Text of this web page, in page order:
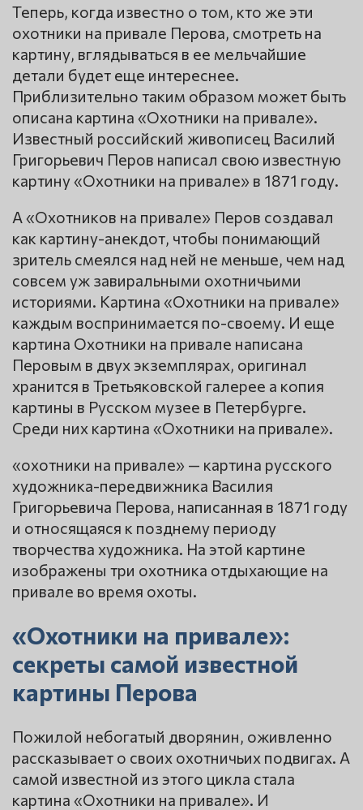
Теперь, когда известно о том, кто же эти
охотники на привале Перова, смотреть на
картину, вглядываться в ее мельчайшие
детали будет еще интереснее.
Приблизительно таким образом может быть
описана картина «Охотники на привале».
Известный российский живописец Василий
Григорьевич Перов написал свою известную
картину «Охотники на привале» в 1871 году.
А «Охотников на привале» Перов создавал
как картину-анекдот, чтобы понимающий
зритель смеялся над ней не меньше, чем над
совсем уж завиральными охотничьими
историями. Картина «Охотники на привале»
каждым воспринимается по-своему. И еще
картина Охотники на привале написана
Перовым в двух экземплярах, оригинал
хранится в Третьяковской галерее а копия
картины в Русском музее в Петербурге.
Среди них картина «Охотники на привале».
«охотники на привале» — картина русского
художника-передвижника Василия
Григорьевича Перова, написанная в 1871 году
и относящаяся к позднему периоду
творчества художника. На этой картине
изображены три охотника отдыхающие на
привале во время охоты.
«Охотники на привале»:
секреты самой известной
картины Перова
Пожилой небогатый дворянин, оживленно
рассказывает о своих охотничьих подвигах. А
самой известной из этого цикла стала
картина «Охотники на привале». И